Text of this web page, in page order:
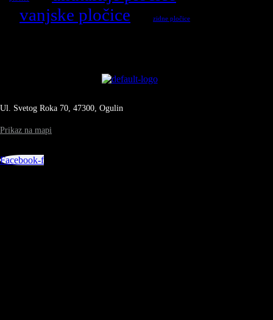
vanjske pločice
zidne pločice
Ul. Svetog Roka 70, 47300, Ogulin
Prikaz na mapi
Facebook-f